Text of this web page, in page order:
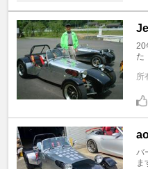
20
た
所
バ
ま